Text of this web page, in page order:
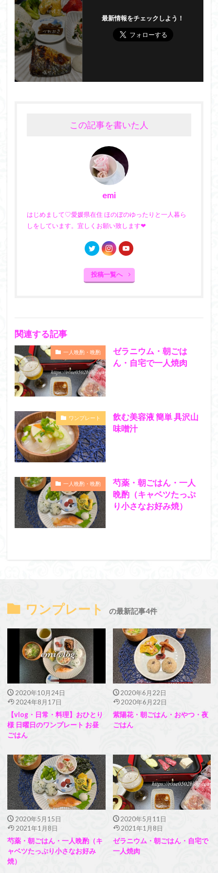
最新情報をチェックしよう！
この記事を書いた人
emi
はじめまして♡愛媛県在住 ほのぼのゆったりと一人暮ら
しをしています。宜しくお願い致します❤︎
投稿一覧へ
関連する記事
一人晩酌・晩酌
ゼラニウム・朝ごは
ん・自宅で一人焼肉
ワンプレート
飲む美容液 簡単 具沢山
味噌汁
一人晩酌・晩酌
芍薬・朝ごはん・一人
晩酌（キャベツたっぷ
り小さなお好み焼）
ワンプレート の最新記事4件
2020年10月24日
2024年8月17日
【vlog・日常・料理】おひとり
様 日曜日のワンプレート お昼
ごはん
2020年6月22日
2020年6月22日
紫陽花・朝ごはん・おやつ・夜
ごはん
2020年5月15日
2021年1月8日
芍薬・朝ごはん・一人晩酌（キ
ャベツたっぷり小さなお好み
焼）
2020年5月11日
2021年1月8日
ゼラニウム・朝ごはん・自宅で
一人焼肉